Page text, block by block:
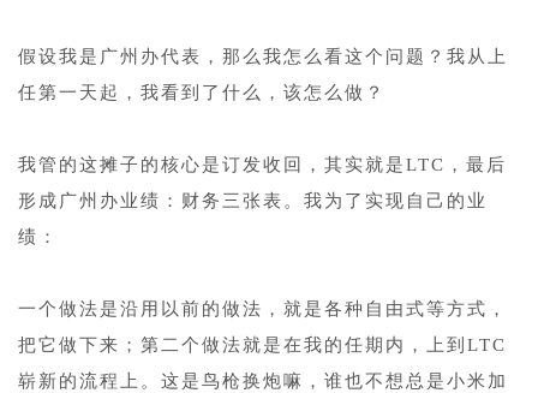
假设我是广州办代表，那么我怎么看这个问题？我从上
任第一天起，我看到了什么，该怎么做？
我管的这摊子的核心是订发收回，其实就是LTC，最后
形成广州办业绩：财务三张表。我为了实现自己的业
绩：
一个做法是沿用以前的做法，就是各种自由式等方式，
把它做下来；第二个做法就是在我的任期内，上到LTC
崭新的流程上。这是鸟枪换炮嘛，谁也不想总是小米加